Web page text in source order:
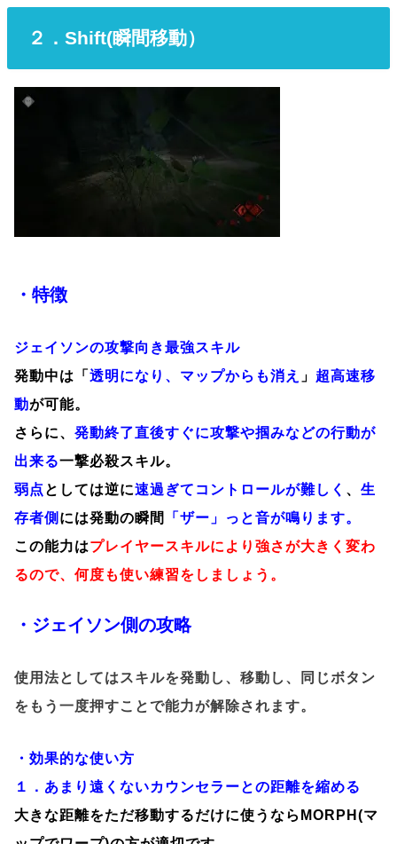
２．Shift(瞬間移動）
・特徴
ジェイソンの攻撃向き最強スキル
発動中は「透明になり、マップからも消え 」 超高速移
動が可能。
さらに、発動終了直後すぐに攻撃や掴みなどの行動が
出来る一撃必殺スキル。
弱点 としては逆に速過ぎてコントロールが難しく 、生
存者側には発動の瞬間
「ザー」っと音が鳴ります。
この能力はプレイヤースキルにより強さが大きく変わ
るので、何度も使い練習をしましょう。
・ジェイソン側の攻略
使用法としてはスキルを発動し、移動し、同じボタン
をもう一度押すことで能力が解除されます。
・効果的な使い方
１．あまり遠くないカウンセラーとの距離を縮める
大きな距離をただ移動するだけに使うならMORPH(マ